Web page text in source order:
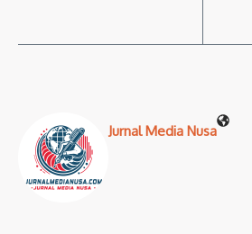
Jurnal Media Nusa